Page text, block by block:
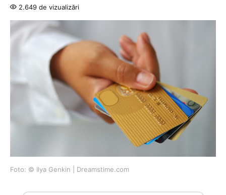
2.649 de vizualizări
Foto: © Ilya Genkin | Dreamstime.com